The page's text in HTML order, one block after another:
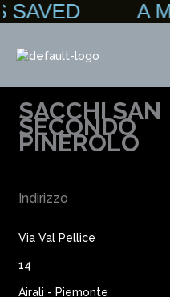
Vai
al
SAVED A
SACCHI SAN
SECONDO
PINEROLO
Indirizzo
Via Val Pellice
14
Airali - Piemonte